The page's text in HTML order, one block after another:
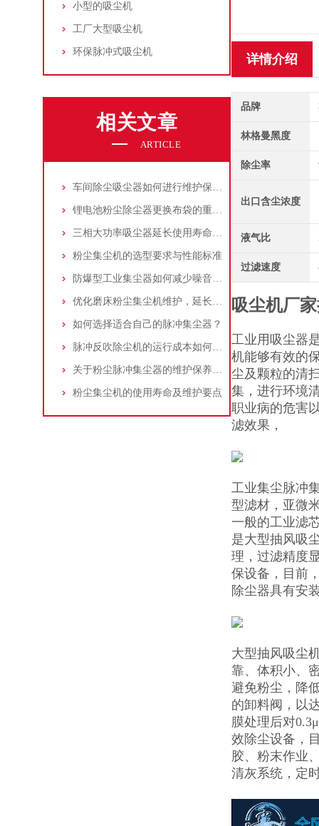
小型的吸尘机
工厂大型吸尘机
环保脉冲式吸尘机
相关文章
ARTICLE
车间除尘吸尘器如何进行维护保养？
锂电池粉尘除尘器更换布袋的重要性与方法
三相大功率吸尘器延长使用寿命的建议
粉尘集尘机的选型要求与性能标准
防爆型工业集尘器如何减少噪音?三个方法轻松解决
优化磨床粉尘集尘机维护，延长设备寿命
如何选择适合自己的脉冲集尘器？
脉冲反吹除尘机的运行成本如何控制和优化？
关于粉尘脉冲集尘器的维护保养问题
粉尘集尘机的使用寿命及维护要点
详情介绍
品牌
林格曼黑度
除尘率
出口含尘浓度
液气比
过滤速度
吸尘机厂
工业用吸尘器
机能够有效的
尘及颗粒的清
集，进行环境
职业病的危害
滤效果，
工业集尘脉冲
型滤材，亚微
一般的工业滤
是大型抽风吸
理，过滤精度
保设备，目前
除尘器具有安
大型抽风吸尘
靠、体积小、
避免粉尘，降
的卸料阀，以
膜处理后对
效除尘设备，
胶、粉末作业
清灰系统，定